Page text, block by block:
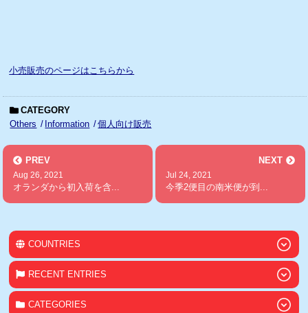
小売販売のページはこちらから
CATEGORY
Others
Information 個人向け販売
PREV
Aug 26, 2021
オランダから初入荷を含...
NEXT
Jul 24, 2021
今季2便目の南米便が到...
COUNTRIES
RECENT ENTRIES
CATEGORIES